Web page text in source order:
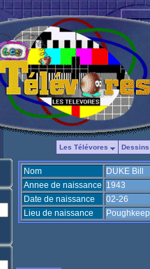
Les Télévores
Nom
DUKE Bill
Annee de naissance 1943
Date de naissance
02-26
Lieu de naissance